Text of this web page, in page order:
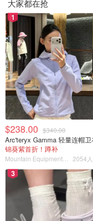
在收到铺天盖地的批评
辩解：“你们减肥选择
为你开心，我也为自己
赛，我跟谁也没比，你
我。”
但还有很多人认为不应
用来治病的不是用来减
这就是作弊，只有糖尿
无论算不算"作弊"吧，这
能不能把奥兹匹克留给
药了。
在评论中还有不少网友
。
搜了一下还真的有这个
大家都在抢
1
$238.00 $340.00
锦葵紫首折！蹲补
2054
3